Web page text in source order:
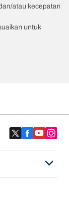
atau kecepatan
untuk